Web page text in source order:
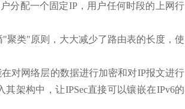
分配一个固定IP，用户任何时段的上网行
类"原则，大大减少了路由表的长度，使
对网络层的数据进行加密和对IP报文进行
架构中，让IPSec直接可以镶嵌在IPv6的